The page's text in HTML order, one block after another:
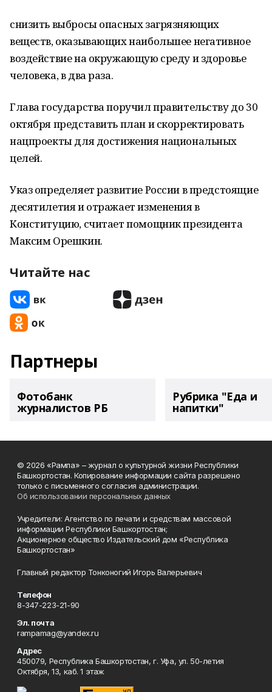
снизить выбросы опасных загрязняющих
веществ, оказывающих наибольшее негативное
воздействие на окружающую среду и здоровье
человека, в два раза.
Глава государства поручил правительству до 30
октября представить план и скорректировать
нацпроекты для достижения национальных
целей.
Указ определяет развитие России в предстоящие
десятилетия и отражает изменения в
Конституцию, считает помощник президента
Максим Орешкин.
Читайте нас
Партнеры
Фотобанк
журналистов РБ
Рубрика "Еда и
напитки"
© 2026 «Рампа» – журнал о культурной жизни Республики
Башкортостан. Копирование информации сайта разрешено
только с письменного согласия администрации.
Об использовании персональных данных
Учредители: Агентство по печати и средствам массовой
информации Республики Башкортостан;
Акционерное общество Издательский дом «Республика
Башкортостан»
Главный редактор Тонконогий Игорь Валерьевич
Телефон
8-347-223-21-90
Эл. почта
rampamag@yandex.ru
Адрес
450079, Республика Башкортостан, г. Уфа, ул. 50-летия
Октября, 13, каб. 1 этаж